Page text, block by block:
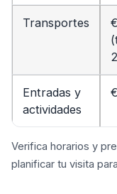
Transportes
Entradas y
actividades
Verifica horarios y
planificar tu visita